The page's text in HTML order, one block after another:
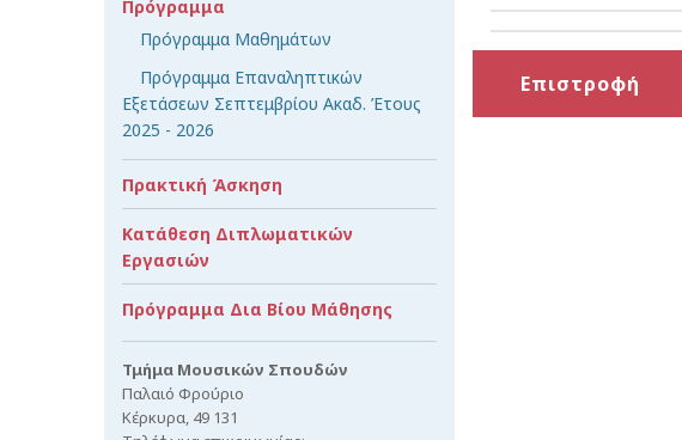
Επιστροφή
Πρόγραμμα
Πρόγραμμα Μαθημάτων
Πρόγραμμα Επαναληπτικών
Εξετάσεων Σεπτεμβρίου Ακαδ. Έτους
2025 - 2026
Πρακτική Άσκηση
Κατάθεση Διπλωματικών
Εργασιών
Πρόγραμμα Δια Βίου Μάθησης
Τμήμα Μουσικών Σπουδών
Παλαιό Φρούριο
Κέρκυρα, 49 131